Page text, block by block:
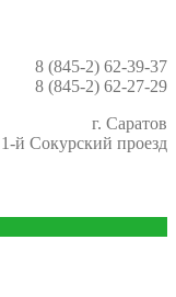
8 (845-2) 62-39-37
8 (845-2) 62-27-29
г. Саратов
1-й Сокурский проезд